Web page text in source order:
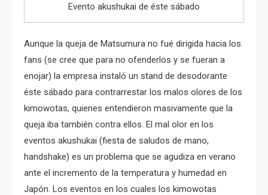
Evento akushukai de éste sábado
Aunque la queja de Matsumura no fué dirigida hacia los
fans (se cree que para no ofenderlos y se fueran a
enojar) la empresa instaló un stand de desodorante
éste sábado para contrarrestar los malos olores de los
kimowotas, quienes entendieron masivamente que la
queja iba también contra ellos. El mal olor en los
eventos akushukai (fiesta de saludos de mano,
handshake) es un problema que se agudiza en verano
ante el incremento de la temperatura y humedad en
Japón. Los eventos en los cuales los kimowotas